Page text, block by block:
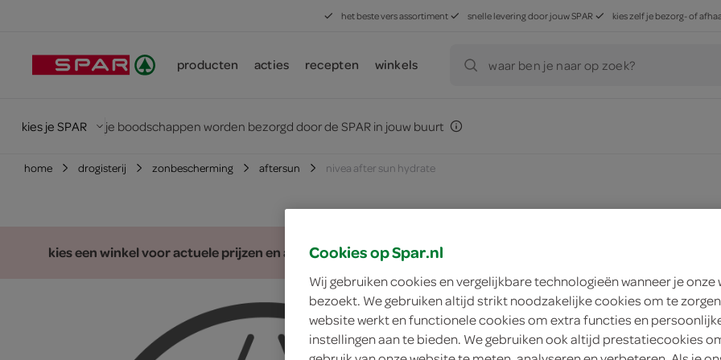
het beste vers assortiment snelle levering door jouw SPAR kies zelf je bezorg- of
producten acties recepten winkels waar ben je naar op zoek?
kies je SPAR je boodschappen worden bezorgd door de SPAR in jouw buurt
home drogisterij zonbescherming aftersun nivea after sun hydrate
kies een winkel voor actuele prijzen en assortiment
Nivea after sun
Cookies op Spar.nl
Wij gebruiken cookies en vergelijkbare technologieën wanneer je onze
bezoekt. We gebruiken altijd strikt noodzakelijke cookies om te
website werkt en functionele cookies om extra functies en
instellingen aan te bieden. We gebruiken ook altijd prestatiecookies